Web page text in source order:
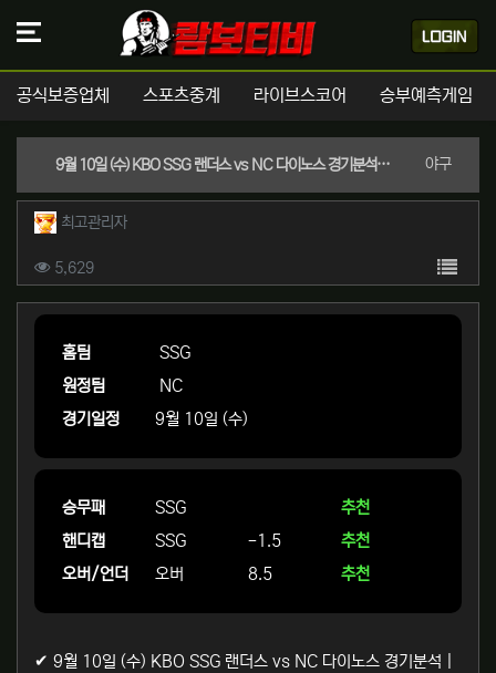
공식보증업체 스포츠중계 라이브스코어 승부예측게임
9월 10일 (수) KBO SSG 랜더스 vs NC 다이노스 경기분석 | 실시간 스포츠중계 야구분류
작성자 정보
최고관리자작성
컨텐츠 정보
5,629조회 목록
본문
홈팀
SSG
원정팀
NC
경기일정
9월 10일 (수)
승무패 SSG
추천
핸디캡
SSG -1.5
추천
오버/언더
오버 8.5 추천
✔ 9월 10일 (수) KBO SSG 랜더스 vs NC 다이노스 경기분석 |